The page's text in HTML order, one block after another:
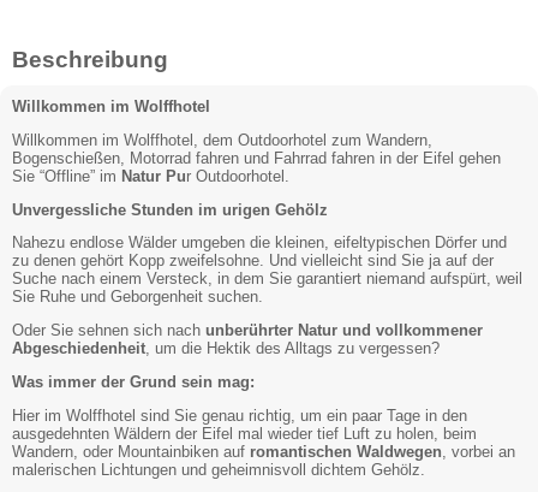
Beschreibung
Willkommen im Wolffhotel
Willkommen im Wolffhotel, dem Outdoorhotel zum Wandern,
Bogenschießen, Motorrad fahren und Fahrrad fahren in der Eifel gehen
Sie “Offline” im Natur Pur Outdoorhotel.
Unvergessliche Stunden im urigen Gehölz
Nahezu endlose Wälder umgeben die kleinen, eifeltypischen Dörfer und
zu denen gehört Kopp zweifelsohne. Und vielleicht sind Sie ja auf der
Suche nach einem Versteck, in dem Sie garantiert niemand aufspürt, weil
Sie Ruhe und Geborgenheit suchen.
Oder Sie sehnen sich nach unberührter Natur und vollkommener
Abgeschiedenheit, um die Hektik des Alltags zu vergessen?
Was immer der Grund sein mag:
Hier im Wolffhotel sind Sie genau richtig, um ein paar Tage in den
ausgedehnten Wäldern der Eifel mal wieder tief Luft zu holen, beim
Wandern, oder Mountainbiken auf romantischen Waldwegen , vorbei an
malerischen Lichtungen und geheimnisvoll dichtem Gehölz.